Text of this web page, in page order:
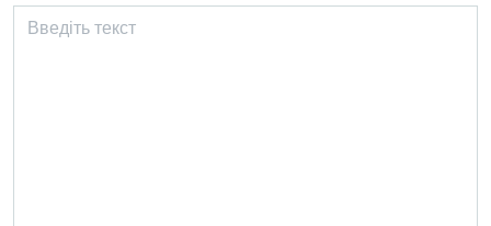
Нейрохірургія